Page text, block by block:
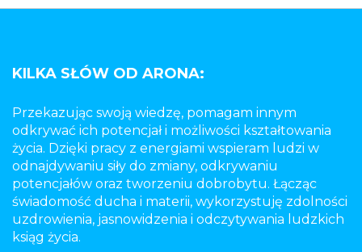
KILKA SŁÓW OD ARONA:
Przekazując swoją wiedzę, pomagam innym
odkrywać ich potencjał i możliwości kształtowania
życia. Dzięki pracy z energiami wspieram ludzi w
odnajdywaniu siły do zmiany, odkrywaniu
potencjałów oraz tworzeniu dobrobytu. Łącząc
świadomość ducha i materii, wykorzystuję zdolności
uzdrowienia, jasnowidzenia i odczytywania ludzkich
ksiąg życia.